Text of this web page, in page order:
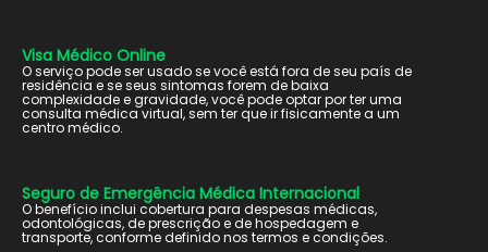
Visa Médico Online
O serviço pode ser usado se você está fora de seu país de
residência e se seus sintomas forem de baixa
complexidade e gravidade, você pode optar por ter uma
consulta médica virtual, sem ter que ir fisicamente a um
centro médico.
Seguro de Emergência Médica Internacional
O benefício inclui cobertura para despesas médicas,
odontológicas, de prescrição e de hospedagem e
transporte, conforme definido nos termos e condições.